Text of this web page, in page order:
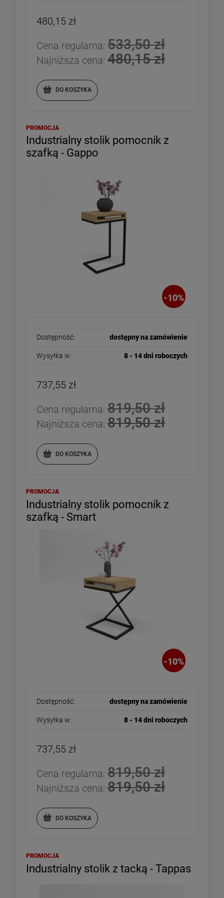
480,15 zł
Cena regularna: 533,50 zł
Najniższa cena: 480,15 zł
DO KOSZYKA
Industrialny stolik pomocnik z
szafką - Gappo
-10%
Dostępność: dostępny na zamówienie
Wysyłka w: 8 - 14 dni roboczych
737,55 zł
Cena regularna: 819,50 zł
Najniższa cena: 819,50 zł
DO KOSZYKA
PROMOCJA
Industrialny stolik pomocnik z
szafką - Smart
-10%
Dostępność: dostępny na zamówienie
Wysyłka w: 8 - 14 dni roboczych
737,55 zł
Cena regularna: 819,50 zł
Najniższa cena: 819,50 zł
DO KOSZYKA
PROMOCJA
Industrialny stolik z tacką - Tappas
PROMOCJA